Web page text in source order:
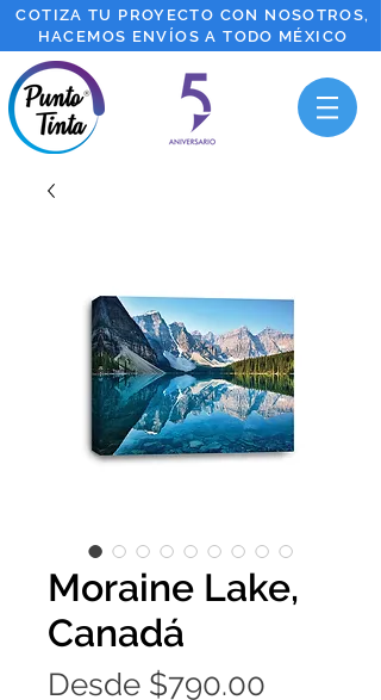
COTIZA TU PROYECTO CON NOSOTROS,
HACEMOS ENVÍOS A TODO MÉXICO
Moraine Lake,
Canadá
Desde $790.00